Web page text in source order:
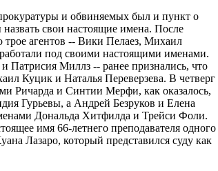
и обвиняемых был и пункт о
свои настоящие имена. После
трое агентов -- Вики Пелаез, Михаил
под своими настоящими именами.
Патрисия Миллз -- ранее признались, что
Куцик и Наталья Переверзева. В четверг
Ричарда и Синтии Мерфи, как оказалось,
Гурьевы, а Андрей Безруков и Елена
Дональда Хитфилда и Трейси Фоли.
имя 66-летнего преподавателя одного
Лазаро, который представился суду как